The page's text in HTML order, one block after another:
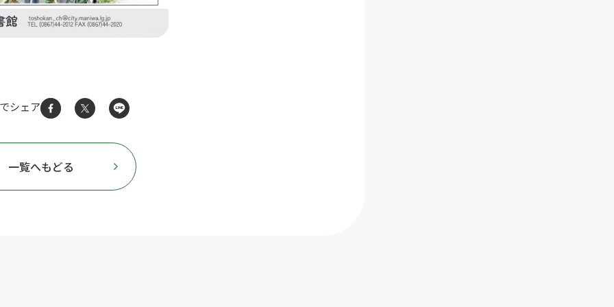
シェア
一覧へもどる